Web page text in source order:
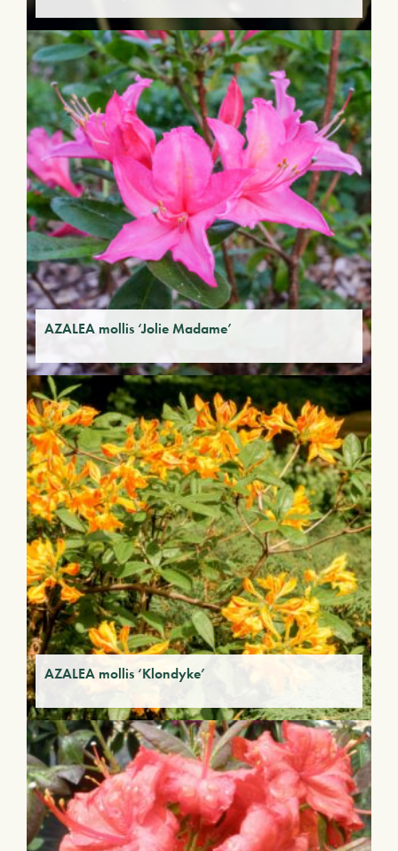
AZALEA mollis ‘Jolie Madame’
AZALEA mollis ‘Klondyke’